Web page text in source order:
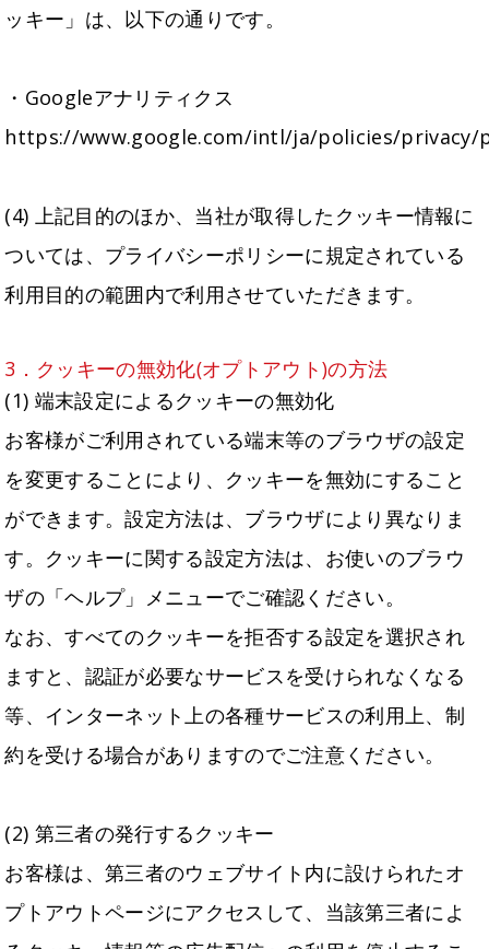
ッキー」は、以下の通りです。
・Googleアナリティクス
https://www.google.com/intl/ja/policies/privacy/
(4) 上記目的のほか、当社が取得したクッキー情報に
ついては、プライバシーポリシーに規定されている
利用目的の範囲内で利用させていただきます。
3．クッキーの無効化(オプトアウト)の方法
(1) 端末設定によるクッキーの無効化
お客様がご利用されている端末等のブラウザの設定
を変更することにより、クッキーを無効にすること
ができます。設定方法は、ブラウザにより異なりま
す。クッキーに関する設定方法は、お使いのブラウ
ザの「ヘルプ」メニューでご確認ください。
なお、すべてのクッキーを拒否する設定を選択され
ますと、認証が必要なサービスを受けられなくなる
等、インターネット上の各種サービスの利用上、制
約を受ける場合がありますのでご注意ください。
(2) 第三者の発行するクッキー
お客様は、第三者のウェブサイト内に設けられたオ
プトアウトページにアクセスして、当該第三者によ